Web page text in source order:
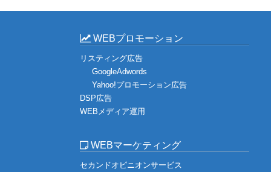
WEBプロモーション
リスティング広告
GoogleAdwords
Yahoo!プロモーション広告
DSP広告
WEBメディア運用
WEBマーケティング
セカンドオピニオンサービス